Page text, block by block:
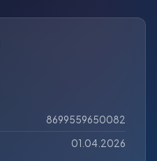
8699559650082
01.04.2026